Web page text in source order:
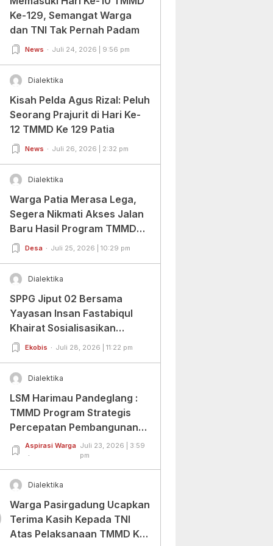
Ke-129, Semangat Warga
dan TNI Tak Pernah Padam
News Juli 24, 2026 | 9:56 pm
Dialektika
Kisah Pelda Agus Rizal: Peluh
Seorang Prajurit di Hari Ke-
12 TMMD Ke 129 Patia
News Juli 26, 2026 | 2:32 pm
Dialektika
Warga Patia Merasa Lega,
Segera Nikmati Akses Jalan
Baru Hasil Program TMMD
Ke-129 Kodim
Desa Juli 25, 2026 | 10:29 pm
Dialektika
SPPG Jiput 02 Bersama
Yayasan Insan Fastabiqul
Khairat Sosialisasikan
Aplikasi Uji Organoleptik
Ekobis Juli 28, 2026 | 11:22 pm
Dialektika
LSM Harimau Pandeglang :
TMMD Program Strategis
Percepatan Pembangunan
Infrastruktur di Wilayah
Tertinggal.
Aspirasi Warga Juli 23, 2026 | 3:59
pm
Dialektika
Warga Pasirgadung Ucapkan
Terima Kasih Kepada TNI
Atas Pelaksanaan TMMD Ke